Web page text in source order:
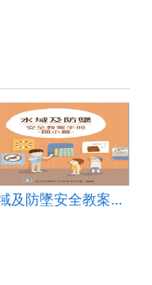
水域及防墜安全教案手冊【國小篇】